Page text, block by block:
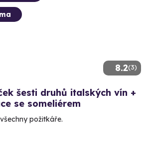
8.2(3)
šesti druhů italských vín +
se someliérem
požitkáře.